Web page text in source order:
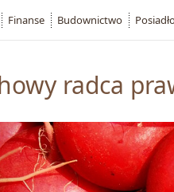
radca
Finanse Budownictwo